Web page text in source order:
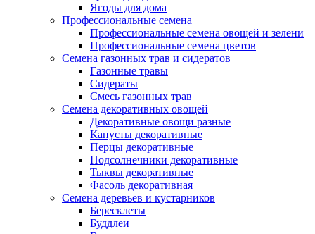
Ягоды для дома
Профессиональные семена
Профессиональные семена овощей и зелени
Профессиональные семена цветов
Семена газонных трав и сидератов
Газонные травы
Сидераты
Смесь газонных трав
Семена декоративных овощей
Декоративные овощи разные
Капусты декоративные
Перцы декоративные
Подсолнечники декоративные
Тыквы декоративные
Фасоль декоративная
Семена деревьев и кустарников
Бересклеты
Буддлеи